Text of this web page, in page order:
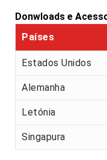
Donwloads e
Países
Estados Unidos
Alemanha
Letónia
Singapura